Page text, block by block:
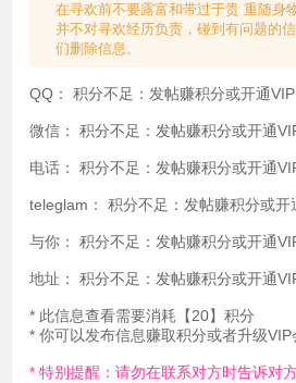
在寻欢前不要露富和带过于贵 重随身
并不对寻欢经历负责，碰到有问题的
们删除信息。
QQ： 积分不足：发帖赚积分或开通VIP
微信： 积分不足：发帖赚积分或开通
电话： 积分不足：发帖赚积分或开通
teleglam： 积分不足：发帖赚积分或开
与你： 积分不足：发帖赚积分或开通
地址： 积分不足：发帖赚积分或开通
* 此信息查看需要消耗【20】积分
* 你可以发布信息赚取积分或者升级VIP
* 特别提醒：请勿在联系对方时告诉对